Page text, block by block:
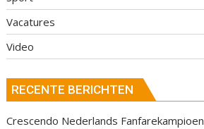
Vacatures
Video
RECENTE BERICHTEN
Crescendo Nederlands Fanfarekampioen